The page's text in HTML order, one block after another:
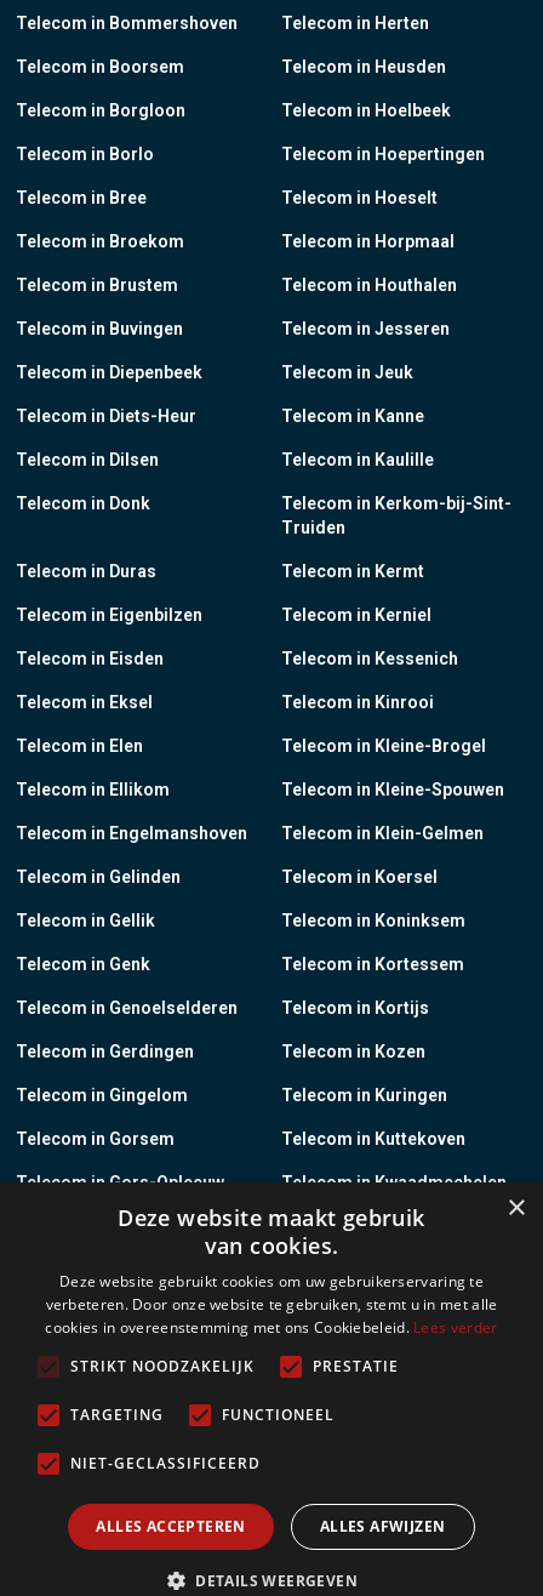
Telecom in Bommershoven
Telecom in Boorsem
Telecom in Borgloon
Telecom in Borlo
Telecom in Bree
Telecom in Broekom
Telecom in Brustem
Telecom in Buvingen
Telecom in Diepenbeek
Telecom in Diets-Heur
Telecom in Dilsen
Telecom in Donk
Telecom in Duras
Telecom in Eigenbilzen
Telecom in Eisden
Telecom in Eksel
Telecom in Elen
Telecom in Ellikom
Telecom in Engelmanshoven
Telecom in Gelinden
Telecom in Gellik
Telecom in Genk
Telecom in Genoelselderen
Telecom in Gerdingen
Telecom in Gingelom
Telecom in Gorsem
Telecom in Gors-Opleeuw
Telecom in Gotem
Telecom in Groot-Loon
Telecom in Grote-Brogel
Telecom in Grote-Spouwen
Telecom in Herten
Telecom in Heusden
Telecom in Hoelbeek
Telecom in Hoepertingen
Telecom in Hoeselt
Telecom in Horpmaal
Telecom in Houthalen
Telecom in Jesseren
Telecom in Jeuk
Telecom in Kanne
Telecom in Kaulille
Telecom in Kerkom-bij-Sint-
Truiden
Telecom in Kermt
Telecom in Kerniel
Telecom in Kessenich
Telecom in Kinrooi
Telecom in Kleine-Brogel
Telecom in Kleine-Spouwen
Telecom in Klein-Gelmen
Telecom in Koersel
Telecom in Koninksem
Telecom in Kortessem
Telecom in Kortijs
Telecom in Kozen
Telecom in Kuringen
Telecom in Kuttekoven
Telecom in Kwaadmechelen
Telecom in Lanaken
Telecom in Lauw
Telecom in Leopoldsburg
Meer
×
Deze website maakt gebruik
van cookies.
Deze website gebruikt cookies om uw gebruikerservaring te
verbeteren. Door onze website te gebruiken, stemt u in met alle
cookies in overeenstemming met ons Cookiebeleid. Lees verder
STRIKT NOODZAKELIJK
PRESTATIE
TARGETING FUNCTIONEEL
NIET-GECLASSIFICEERD
ALLES ACCEPTEREN ALLES AFWIJZEN
DETAILS WEERGEVEN